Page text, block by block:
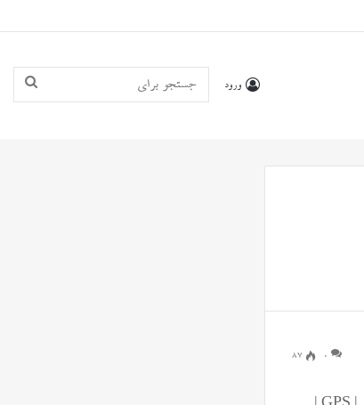
ورود
0 ۸۷